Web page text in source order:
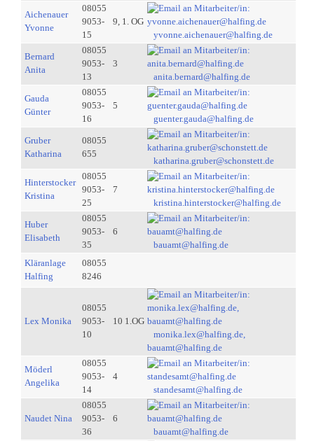
Aichenauer
Yvonne
08055
9053-
15
9, 1. OG
yvonne.aichenauer@halfing.de
Bernard
Anita
08055
9053-
13
3
anita.bernard@halfing.de
Gauda
Günter
08055
9053-
16
5
guenter.gauda@halfing.de
Gruber
Katharina
08055
655
katharina.gruber@schonstett.de
Hinterstocker
Kristina
08055
9053-
25
7
kristina.hinterstocker@halfing.de
Huber
Elisabeth
08055
9053-
35
6
bauamt@halfing.de
Kläranlage
Halfing
08055
8246
Lex Monika
08055
9053-
10
10 1.OG
monika.lex@halfing.de,
bauamt@halfing.de
Möderl
Angelika
08055
9053-
14
4
standesamt@halfing.de
Naudet Nina
08055
9053-
36
6
bauamt@halfing.de